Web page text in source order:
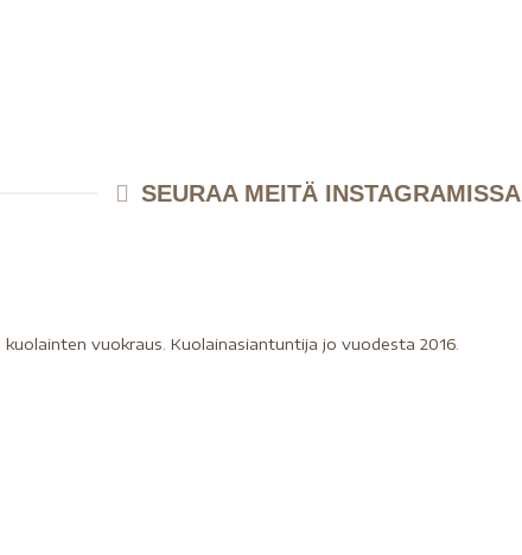
SEURAA MEITÄ INSTAGRAMISSA
kuolainten vuokraus. Kuolainasiantuntija jo vuodesta 2016.